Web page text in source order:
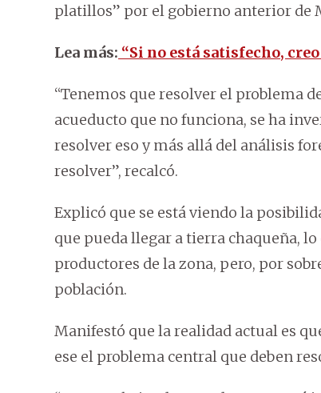
platillos” por el gobierno anterior de
Lea más: “Si no está satisfecho,
“Tenemos que resolver el problema
acueducto que no funciona, se ha
resolver eso y más allá del análisis
resolver”, recalcó.
Explicó que se está viendo la
que pueda llegar a tierra chaqueña,
productores de la zona, pero, por
población.
Manifestó que la realidad actual es
ese el problema central que deben